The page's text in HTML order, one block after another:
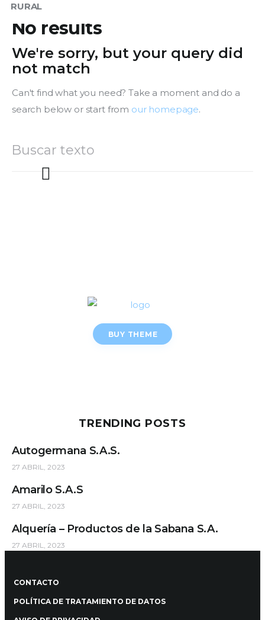
RURAL
No results
We're sorry, but your query did
not match
Can't find what you need? Take a moment and do a
search below or start from our homepage.
BUY THEME
TRENDING POSTS
Autogermana S.A.S.
27 ABRIL, 2023
Amarilo S.A.S
27 ABRIL, 2023
Alquería – Productos de la Sabana S.A.
27 ABRIL, 2023
CONTACTO
POLÍTICA DE TRATAMIENTO DE DATOS